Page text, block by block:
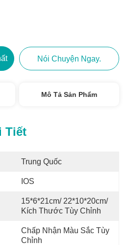
Nói Chuyện Ngay.
Mô Tả Sản Phẩm
Tiết
Trung Quốc
IOS
15*6*21cm/ 22*10*20cm/
Kích Thước Tùy Chỉnh
Chấp Nhận Màu Sắc Tùy
Chỉnh